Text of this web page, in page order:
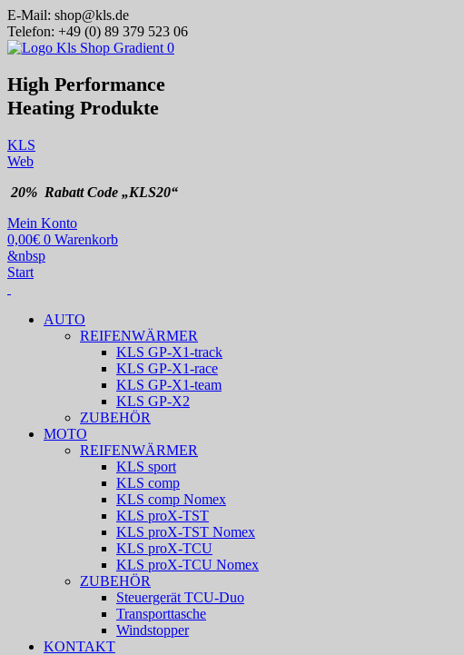
E-Mail: shop@kls.de
Telefon: +49 (0) 89 379 523 06
High Performance
Heating Produkte
KLS
Web
20% Rabatt Code „KLS20“
Mein Konto
0,00€ 0 Warenkorb
&nbsp
Start
AUTO
REIFENWÄRMER
KLS GP-X1-track
KLS GP-X1-race
KLS GP-X1-team
KLS GP-X2
ZUBEHÖR
MOTO
REIFENWÄRMER
KLS sport
KLS comp
KLS comp Nomex
KLS proX-TST
KLS proX-TST Nomex
KLS proX-TCU
KLS proX-TCU Nomex
ZUBEHÖR
Steuergerät TCU-Duo
Transporttasche
Windstopper
KONTAKT